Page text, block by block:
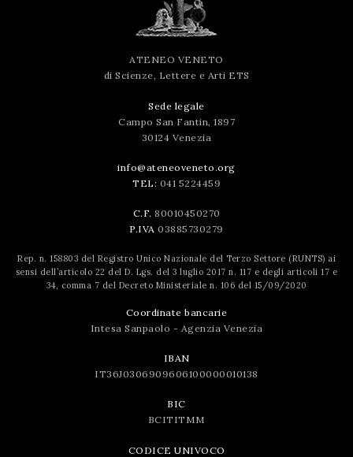
ATENEO VENETO
di Scienze, Lettere e Arti ETS
Sede legale
Campo San Fantin, 1897
30124 Venezia
info@ateneoveneto.org
TEL: 041 5224459
C.F. 80010450270
P.IVA 03885730279
Rep. n. 158803 del Registro Unico Nazionale del Terzo Settore (RUNTS) ai
sensi dell’articolo 22 del D. Lgs. del 3 luglio 2017 n. 117 e degli articoli 17 e
34, comma 7 del Decreto Ministeriale n. 106 del 15/09/2020
Coordinate bancarie
Intesa Sanpaolo - Agenzia Venezia
IBAN
IT36J0306909606100000010138
BIC
BCITITMM
CODICE UNIVOCO